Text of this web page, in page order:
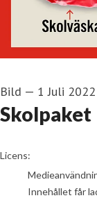
Bild — 1 Juli 2022
Skolpaket
go to media item
Licens:
Innehållet får